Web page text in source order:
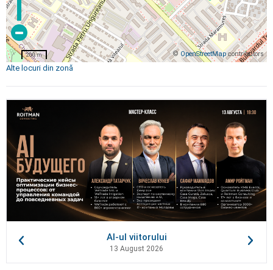
© OpenStreetMapcontributors
200 m
Alte locuri din zonă
AI-ul viitorului
13 August 2026